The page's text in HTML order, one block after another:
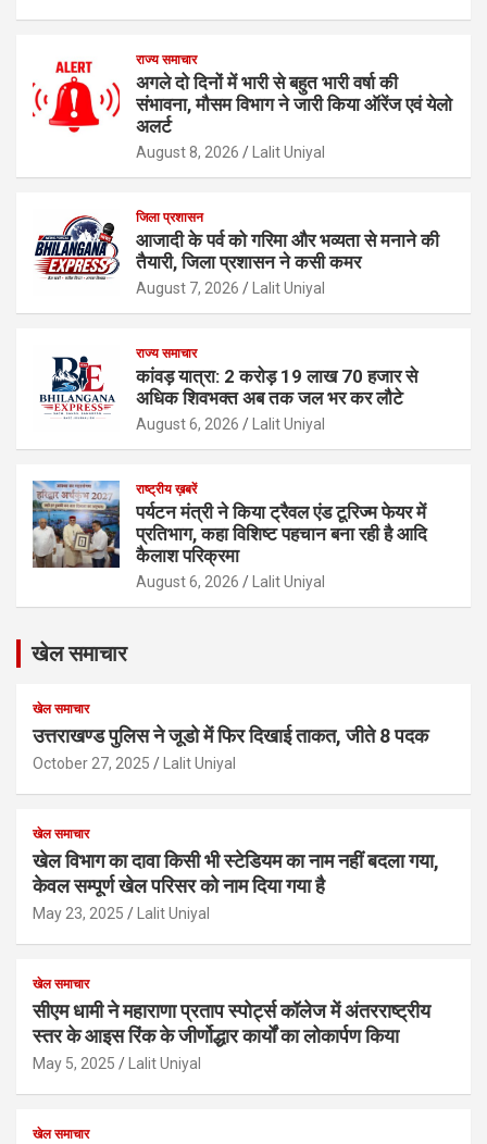
राज्य समाचार
अगले दो दिनों में भारी से बहुत भारी वर्षा की
संभावना, मौसम विभाग ने जारी किया ऑरेंज एवं येलो
अलर्ट
August 8, 2026 Lalit Uniyal
जिला प्रशासन
आजादी के पर्व को गरिमा और भव्यता से मनाने की
तैयारी, जिला प्रशासन ने कसी कमर
August 7, 2026 Lalit Uniyal
राज्य समाचार
कांवड़ यात्रा: 2 करोड़ 19 लाख 70 हजार से
अधिक शिवभक्त अब तक जल भर कर लौटे
August 6, 2026 Lalit Uniyal
राष्ट्रीय ख़बरें
पर्यटन मंत्री ने किया ट्रैवल एंड टूरिज्म फेयर में
प्रतिभाग, कहा विशिष्ट पहचान बना रही है आदि
कैलाश परिक्रमा
August 6, 2026 Lalit Uniyal
खेल समाचार
खेल समाचार
उत्तराखण्ड पुलिस ने जूडो में फिर दिखाई ताकत, जीते 8 पदक
October 27, 2025 Lalit Uniyal
खेल समाचार
खेल विभाग का दावा किसी भी स्टेडियम का नाम नहीं बदला गया,
केवल सम्पूर्ण खेल परिसर को नाम दिया गया है
May 23, 2025 Lalit Uniyal
खेल समाचार
सीएम धामी ने महाराणा प्रताप स्पोर्ट्स कॉलेज में अंतरराष्ट्रीय
स्तर के आइस रिंक के जीर्णोद्धार कार्यों का लोकार्पण किया
May 5, 2025 Lalit Uniyal
खेल समाचार